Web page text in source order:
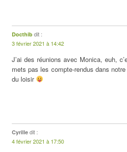
Docthib dit :
3 février 2021 à 14:42
J’ai des réunions avec Monica, euh,
mets pas les compte-rendus dans
du loisir
Cyrille dit :
4 février 2021 à 17:50